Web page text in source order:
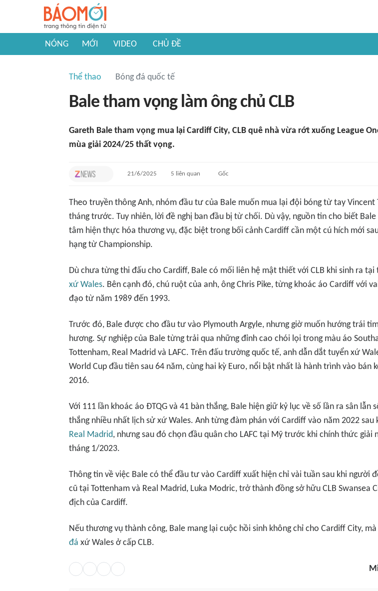
NÓNG MỚI VIDEO CHỦ ĐỀ
Thể thao Bóng đá quốc tế
Bale tham vọng làm ông chủ CLB
Gareth Bale tham vọng mua lại Cardiff City, CLB quê nhà vừa rớt xuống League
mùa giải 2024/25 thất vọng.
21/6/2025 5 liên quan Gốc
Theo truyền thông Anh, nhóm đầu tư của Bale muốn mua lại đội bóng từ tay Vincent
tháng trước. Tuy nhiên, lời đề nghị ban đầu bị từ chối. Dù vậy, nguồn tin cho biết
tâm hiện thực hóa thương vụ, đặc biệt trong bối cảnh Cardiff cần một cú hích mới
hạng từ Championship.
Dù chưa từng thi đấu cho Cardiff, Bale có mối liên hệ mật thiết với CLB khi sinh ra tại
xứ Wales. Bên cạnh đó, chú ruột của anh, ông Chris Pike, từng khoác áo Cardiff với
đạo từ năm 1989 đến 1993.
Trước đó, Bale được cho đầu tư vào Plymouth Argyle, nhưng giờ muốn hướng trái
hương. Sự nghiệp của Bale từng trải qua những đỉnh cao chói lọi trong màu áo
Tottenham, Real Madrid và LAFC. Trên đấu trường quốc tế, anh dẫn dắt tuyển xứ
World Cup đầu tiên sau 64 năm, cùng hai kỳ Euro, nổi bật nhất là hành trình vào bán
2016.
Với 111 lần khoác áo ĐTQG và 41 bàn thắng, Bale hiện giữ kỷ lục về số lần ra sân lẫn
thắng nhiều nhất lịch sử xứ Wales. Anh từng đàm phán với Cardiff vào năm 2022 sau
Real Madrid, nhưng sau đó chọn đầu quân cho LAFC tại Mỹ trước khi chính thức giải
tháng 1/2023.
Thông tin về việc Bale có thể đầu tư vào Cardiff xuất hiện chỉ vài tuần sau khi người
cũ tại Tottenham và Real Madrid, Luka Modric, trở thành đồng sở hữu CLB Swansea
địch của Cardiff.
Nếu thương vụ thành công, Bale mang lại cuộc hồi sinh không chỉ cho Cardiff City, mà
đá xứ Wales ở cấp CLB.